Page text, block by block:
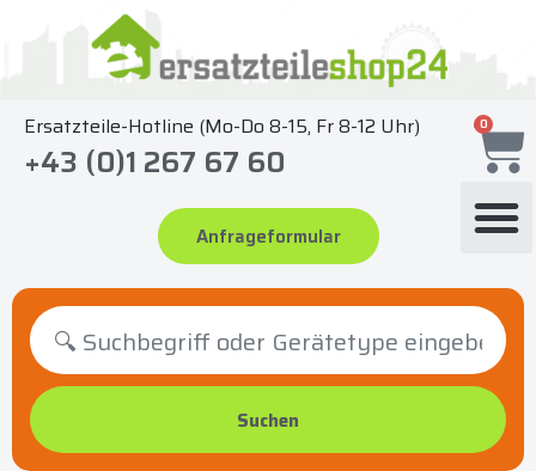
springen
Ersatzteile-Hotline (Mo-Do 8-15, Fr 8-12 Uhr)
+43 (0)1 267 67 60
Anfrageformular
0